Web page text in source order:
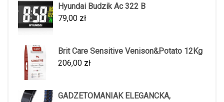
Hyundai Budzik Ac 322 B
79,00 zł
Brit Care Sensitive Venison&Potato 12Kg
206,00 zł
GADZETOMANIAK ELEGANCKA,